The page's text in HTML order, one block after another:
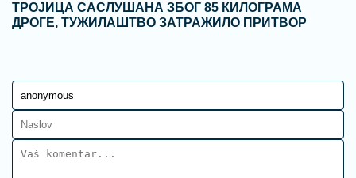
ТРОЈИЦА САСЛУШАНА ЗБОГ 85 КИЛОГРАМА
ДРОГЕ, ТУЖИЛАШТВО ЗАТРАЖИЛО ПРИТВОР